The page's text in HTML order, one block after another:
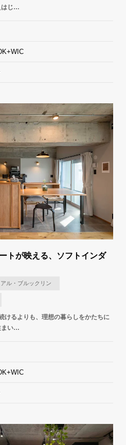
はじ…
トが映える、ソフトインダ
ル・ブルックリン
けるよりも、理想の暮らしをかたちに
まい…